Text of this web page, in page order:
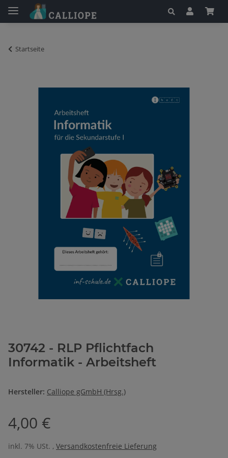
Startseite
30742 - RLP Pflichtfach
Informatik - Arbeitsheft
Hersteller: Calliope gGmbH (Hrsg.)
4,00 €
inkl. 7% USt. , Versandkostenfreie Lieferung